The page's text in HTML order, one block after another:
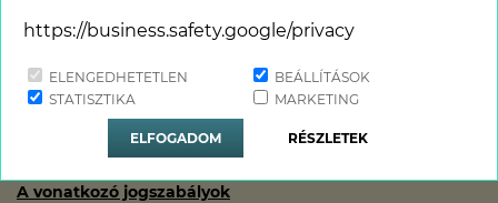
https://business.safety.google/privacy
ELENGEDHETETLEN
BEÁLLÍTÁSOK
STATISZTIKA
MARKETING
ELFOGADOM RÉSZLETEK
1. számú melléklet
A vonatkozó jogszabályok